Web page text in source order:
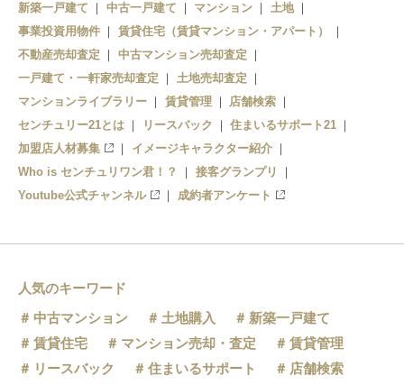
河内松原駅
新築一戸建て 中古一戸建て マンション
土地
事業投資用物件
賃貸住宅（賃貸マンション・アパート）
不動産売却査定
中古マンション売却査定
一戸建て・一軒家売却査定
土地売却査定
マンションライブラリー
賃貸管理
店舗検索
センチュリー21とは
リースバック
住まいるサポート21
加盟店人材募集
イメージキャラクター紹介
Who is センチュリワン君！？
接客グランプリ
Youtube公式チャンネル
成約者アンケート
人気のキーワード
中古マンション
土地購入
新築一戸建て
賃貸住宅
マンション売却・査定
賃貸管理
リースバック
住まいるサポート
店舗検索